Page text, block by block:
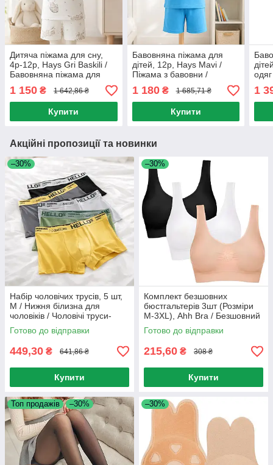
Дитяча піжама для сну,
4р-12р, Hays Gri Baskili /
Бавовняна піжама для
дітей / Дитячий костюм
домашній / Піжамний
комплект
1 150 ₴ 1 642,86 ₴
Купити
Бавовняна піжама для
дітей, 12р, Hays Mavi /
Піжама з бавовни /
Дитячий костюм для сну /
Домашній комплект
піжамний
1 180₴ 1 685,71 ₴
Купити
1
Акційні пропозиції та новинки
–30%
Набір чоловічих трусів, 5 шт,
M / Нижня білизна для
чоловіків / Чоловічі труси-
боксери / Труси шорти
Готово до відправки
449,30 ₴ 641,86 ₴
Купити
–30%
Комплект безшовних
бюстгальтерів 3шт (Розміри
M-3XL), Ahh Bra / Безшовний
топ / Безшовний ліфчик
Готово до відправки
215,60 ₴ 308 ₴
Купити
Топ продажів –30% –30%